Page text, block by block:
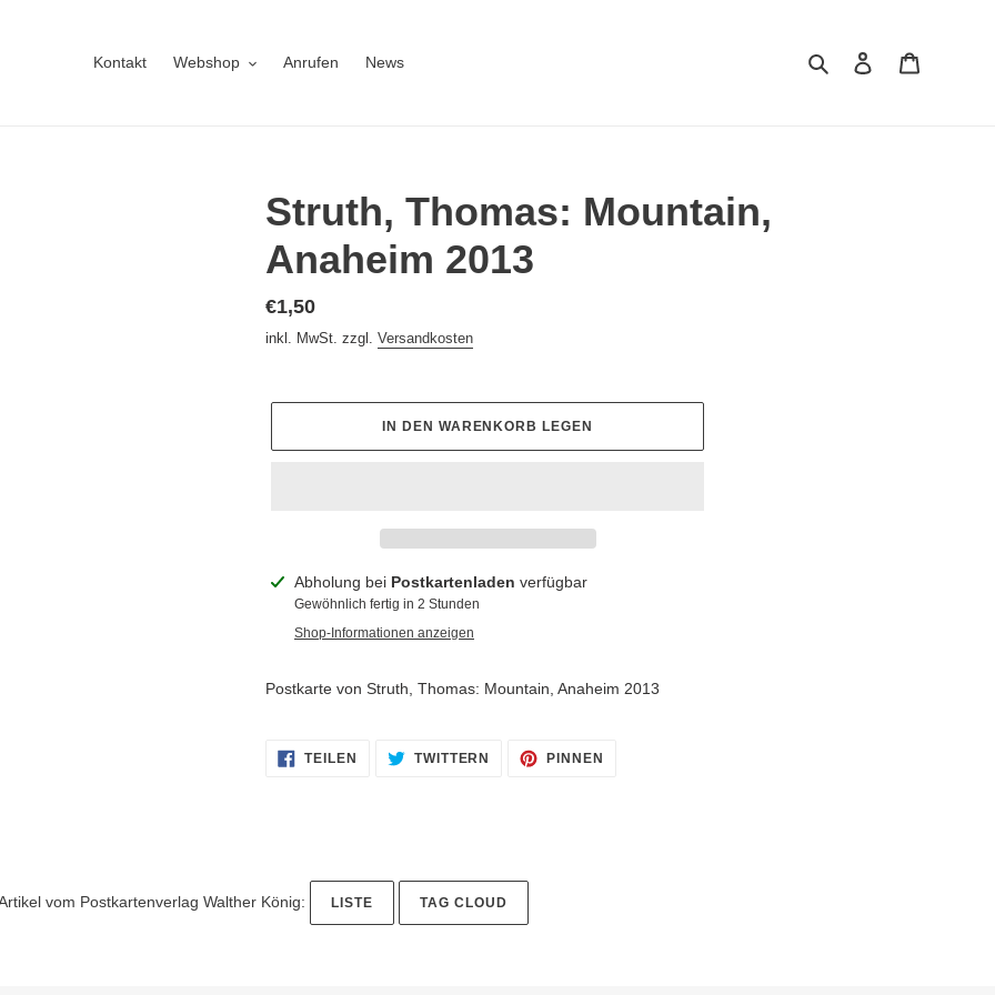
Kontakt Webshop Anrufen News Suchen Einloggen
Struth, Thomas: Mountain,
Anaheim 2013
Normaler
Preis
€1,50
inkl. MwSt. zzgl. Versandkosten
IN DEN WARENKORB LEGEN
ProduktAbholung bei Postkartenladen verfügbar
Gewöhnlich fertig in 2 Stunden
Shop-Informationen anzeigen
Postkarte von Struth, Thomas: Mountain, Anaheim 2013
TEILEN
FACEBOOK
TWITTERN
AUF
TWITTER
PINNEN
vom Postkartenverlag Walther König: LISTE TAG CLOUD